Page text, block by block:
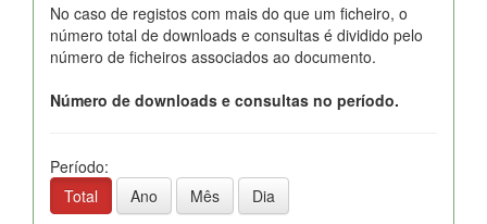
No caso de registos com mais do que um ficheiro, o
número total de downloads e consultas é dividido pelo
número de ficheiros associados ao documento.
Número de downloads e consultas no período.
Período:
Total
Ano Mês Dia